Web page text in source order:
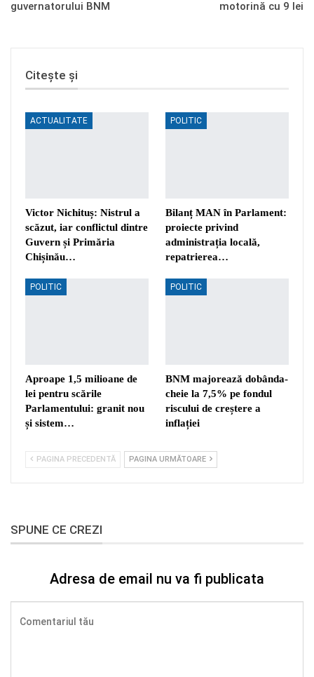
guvernatorului BNM
motorină cu 9 lei
Citește și
ACTUALITATE
Victor Nichituș: Nistrul a
scăzut, iar conflictul dintre
Guvern și Primăria
Chișinău…
POLITIC
Bilanț MAN în Parlament:
proiecte privind
administrația locală,
repatrierea…
POLITIC
Aproape 1,5 milioane de
lei pentru scările
Parlamentului: granit nou
și sistem…
POLITIC
BNM majorează dobânda-
cheie la 7,5% pe fondul
riscului de creștere a
inflației
PAGINA PRECEDENTĂ PAGINA URMĂTOARE
SPUNE CE CREZI
Adresa de email nu va fi publicata